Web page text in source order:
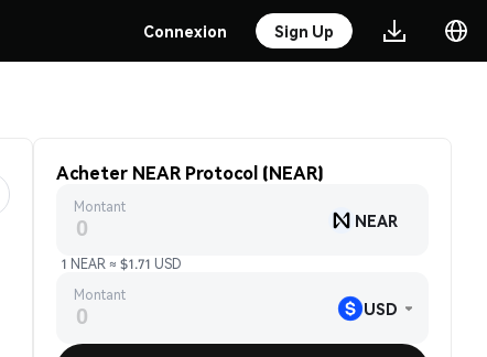
Connexion Sign Up
Acheter NEAR Protocol (NEAR)
Montant
NEAR
1 NEAR ≈ $1.71 USD
Montant
USD